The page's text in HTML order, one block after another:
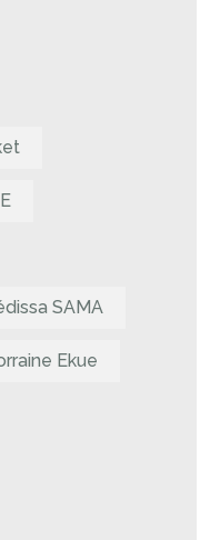
SAMA
Ekue